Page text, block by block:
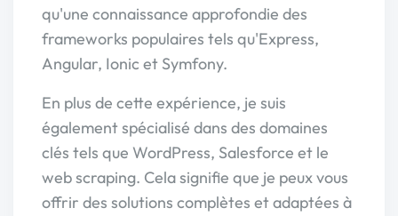
qu'une connaissance approfondie des
frameworks populaires tels qu'Express,
Angular, Ionic et Symfony.
En plus de cette expérience, je suis
également spécialisé dans des domaines
clés tels que WordPress, Salesforce et le
web scraping. Cela signifie que je peux vous
offrir des solutions complètes et adaptées à